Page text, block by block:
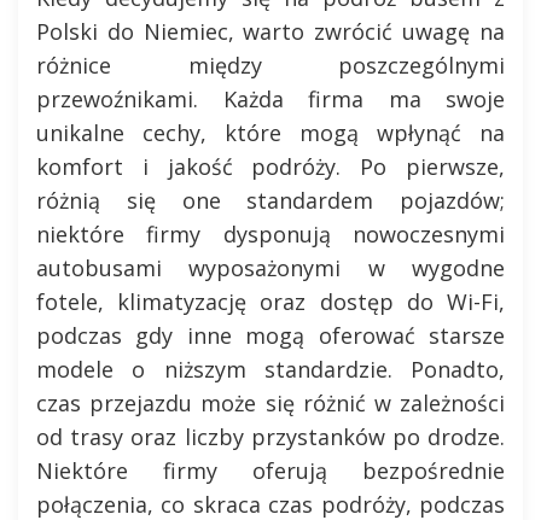
Polski do Niemiec, warto zwrócić uwagę na
różnice między poszczególnymi
przewoźnikami. Każda firma ma swoje
unikalne cechy, które mogą wpłynąć na
komfort i jakość podróży. Po pierwsze,
różnią się one standardem pojazdów;
niektóre firmy dysponują nowoczesnymi
autobusami wyposażonymi w wygodne
fotele, klimatyzację oraz dostęp do Wi-Fi,
podczas gdy inne mogą oferować starsze
modele o niższym standardzie. Ponadto,
czas przejazdu może się różnić w zależności
od trasy oraz liczby przystanków po drodze.
Niektóre firmy oferują bezpośrednie
połączenia, co skraca czas podróży, podczas